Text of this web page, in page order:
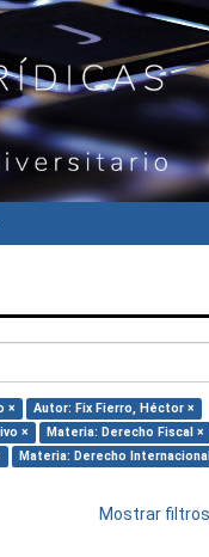
×
Autor: Fix Fierro, Héctor ×
×
Materia: Derecho Fiscal ×
Materia: Derecho
Mostrar